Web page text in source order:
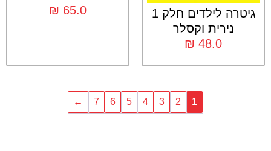
גיטרה לילדים חלק 1
נירית וקסלר
₪ 48.0
₪ 65.0
1
2
3
4
5
6
7
←